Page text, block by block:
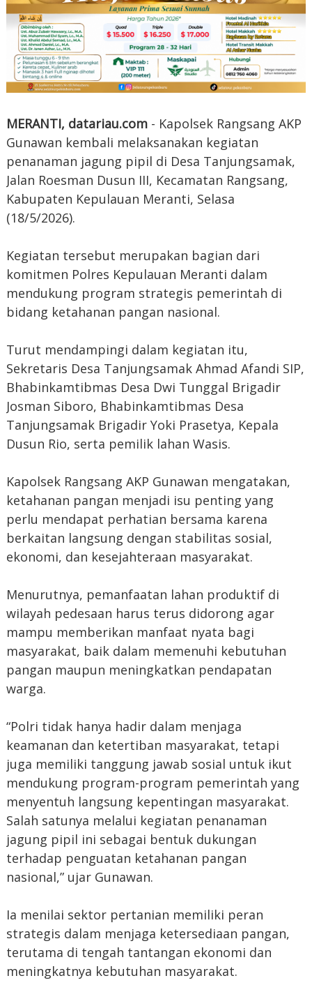
MERANTI, datariau.com - Kapolsek Rangsang AKP
Gunawan kembali melaksanakan kegiatan
penanaman jagung pipil di Desa Tanjungsamak,
Jalan Roesman Dusun III, Kecamatan Rangsang,
Kabupaten Kepulauan Meranti, Selasa
(18/5/2026).
Kegiatan tersebut merupakan bagian dari
komitmen Polres Kepulauan Meranti dalam
mendukung program strategis pemerintah di
bidang ketahanan pangan nasional.
Turut mendampingi dalam kegiatan itu,
Sekretaris Desa Tanjungsamak Ahmad Afandi SIP,
Bhabinkamtibmas Desa Dwi Tunggal Brigadir
Josman Siboro, Bhabinkamtibmas Desa
Tanjungsamak Brigadir Yoki Prasetya, Kepala
Dusun Rio, serta pemilik lahan Wasis.
Kapolsek Rangsang AKP Gunawan mengatakan,
ketahanan pangan menjadi isu penting yang
perlu mendapat perhatian bersama karena
berkaitan langsung dengan stabilitas sosial,
ekonomi, dan kesejahteraan masyarakat.
Menurutnya, pemanfaatan lahan produktif di
wilayah pedesaan harus terus didorong agar
mampu memberikan manfaat nyata bagi
masyarakat, baik dalam memenuhi kebutuhan
pangan maupun meningkatkan pendapatan
warga.
“Polri tidak hanya hadir dalam menjaga
keamanan dan ketertiban masyarakat, tetapi
juga memiliki tanggung jawab sosial untuk ikut
mendukung program-program pemerintah yang
menyentuh langsung kepentingan masyarakat.
Salah satunya melalui kegiatan penanaman
jagung pipil ini sebagai bentuk dukungan
terhadap penguatan ketahanan pangan
nasional,” ujar Gunawan.
Ia menilai sektor pertanian memiliki peran
strategis dalam menjaga ketersediaan pangan,
terutama di tengah tantangan ekonomi dan
meningkatnya kebutuhan masyarakat.